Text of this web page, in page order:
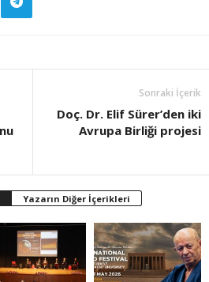
Sonraki İçerik
Doç. Dr. Elif Sürer’den iki
Avrupa Birliği projesi
Yazarın Diğer İçerikleri